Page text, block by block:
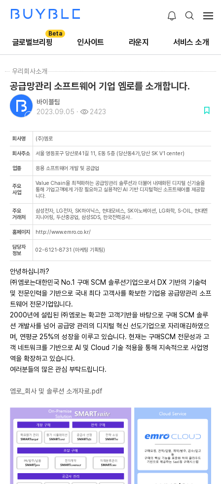
글로벌브리핑
Beta
인사이트 라운지 서비스 소개
우리회사소개
공급망관리 소프트웨어 기업 엠로를 소개합니다.
바이블팀
2023.09.05 ·
2423
회사명 (주)엠로
회사주소 서울 영등포구 당산로41길 11, E동 5층 (당산동4가,당산 SK V1 center)
업종 응용 소프트웨어 개발 및 공급업
주요
사업
Value Chain을 최적화하는 공급망관리 솔루션과 더불어 내재화된 디지털 신기술을
통해 기업고객에게 가장 필요하고 실용적인 AI 기반 디지털혁신 소프트웨어를 제공합
니다.
주요
거래처
삼성전자, LG전자, SK하이닉스, 현대모비스, SK이노베이션, LG화학, S-OIL, 현대엔
지니어링, 두산중공업, 삼성SDS, 한국전력공사..
홈페이지 http://www.emro.co.kr/
담당자
정보
02-6121-8731 (마케팅 기획팀)
안녕하십니까?
㈜엠로는대한민국 No.1 구매 SCM 솔루션기업으로서 DX 기반의 기술력
및 전문인력을 기반으로 국내 최다 고객사를 확보한 기업용 공급망관리 소프
트웨어 전문기업입니다.
2000년에 설립된 ㈜엠로는 확고한 고객기반을 바탕으로 구매 SCM 솔루
션 개발사를 넘어 공급망 관리의 디지털 혁신 선도기업으로 자리매김하였으
며, 연평균 25%의 성장을 이루고 있습니다. 현재는 구매SCM 전문성과 고
객 네트워크를 기반으로 AI 및 Cloud 기술 적용을 통해 지속적으로 사업영
역을 확장하고 있습니다.
여러분들의 많은 관심 부탁드립니다.
엠로_회사 및 솔루션 소개자료.pdf